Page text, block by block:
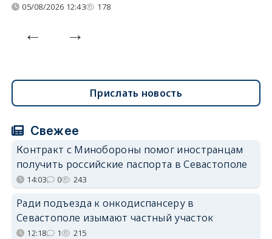
05/08/2026 12:43 178
Прислать новость
Свежее
Контракт с Минобороны помог иностранцам
получить российские паспорта в Севастополе
14:03 0 243
Ради подъезда к онкодиспансеру в
Севастополе изымают частный участок
12:18 1 215